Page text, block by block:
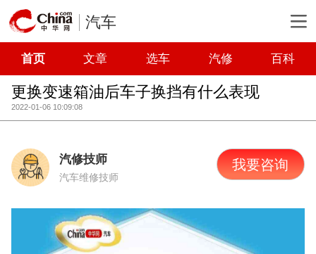
汽车
首页 文章 选车 汽修 百科
更换变速箱油后车子换挡有什么表现
2022-01-06 10:09:08
汽修技师
汽车维修技师
我要咨询